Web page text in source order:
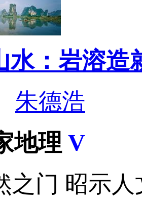
水：岩溶造
朱德浩
地理 V
之门 昭示人